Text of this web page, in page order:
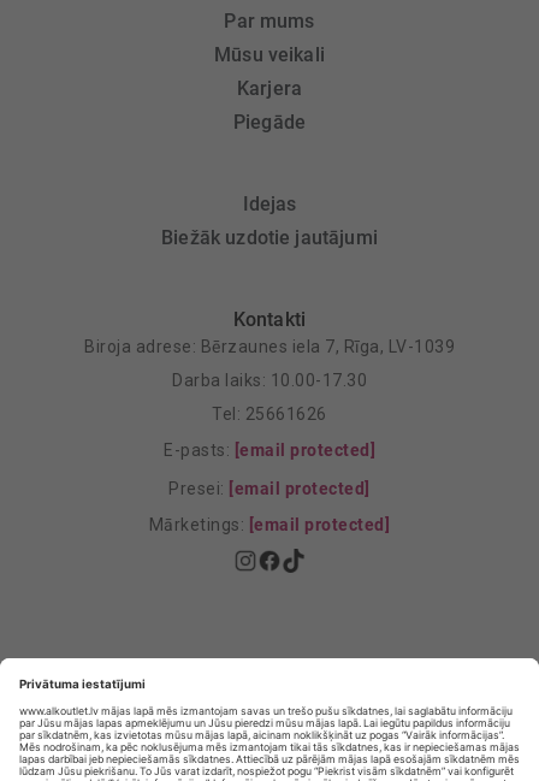
Par mums
Mūsu veikali
Karjera
Piegāde
Idejas
Biežāk uzdotie jautājumi
Kontakti
Biroja adrese: Bērzaunes iela 7, Rīga, LV-1039
Darba laiks: 10.00-17.30
Tel: 25661626
E-pasts: [email protected]
Presei: [email protected]
Mārketings: [email protected]
Privātuma Iestatījumi
E-veikala lietošanas noteikumi